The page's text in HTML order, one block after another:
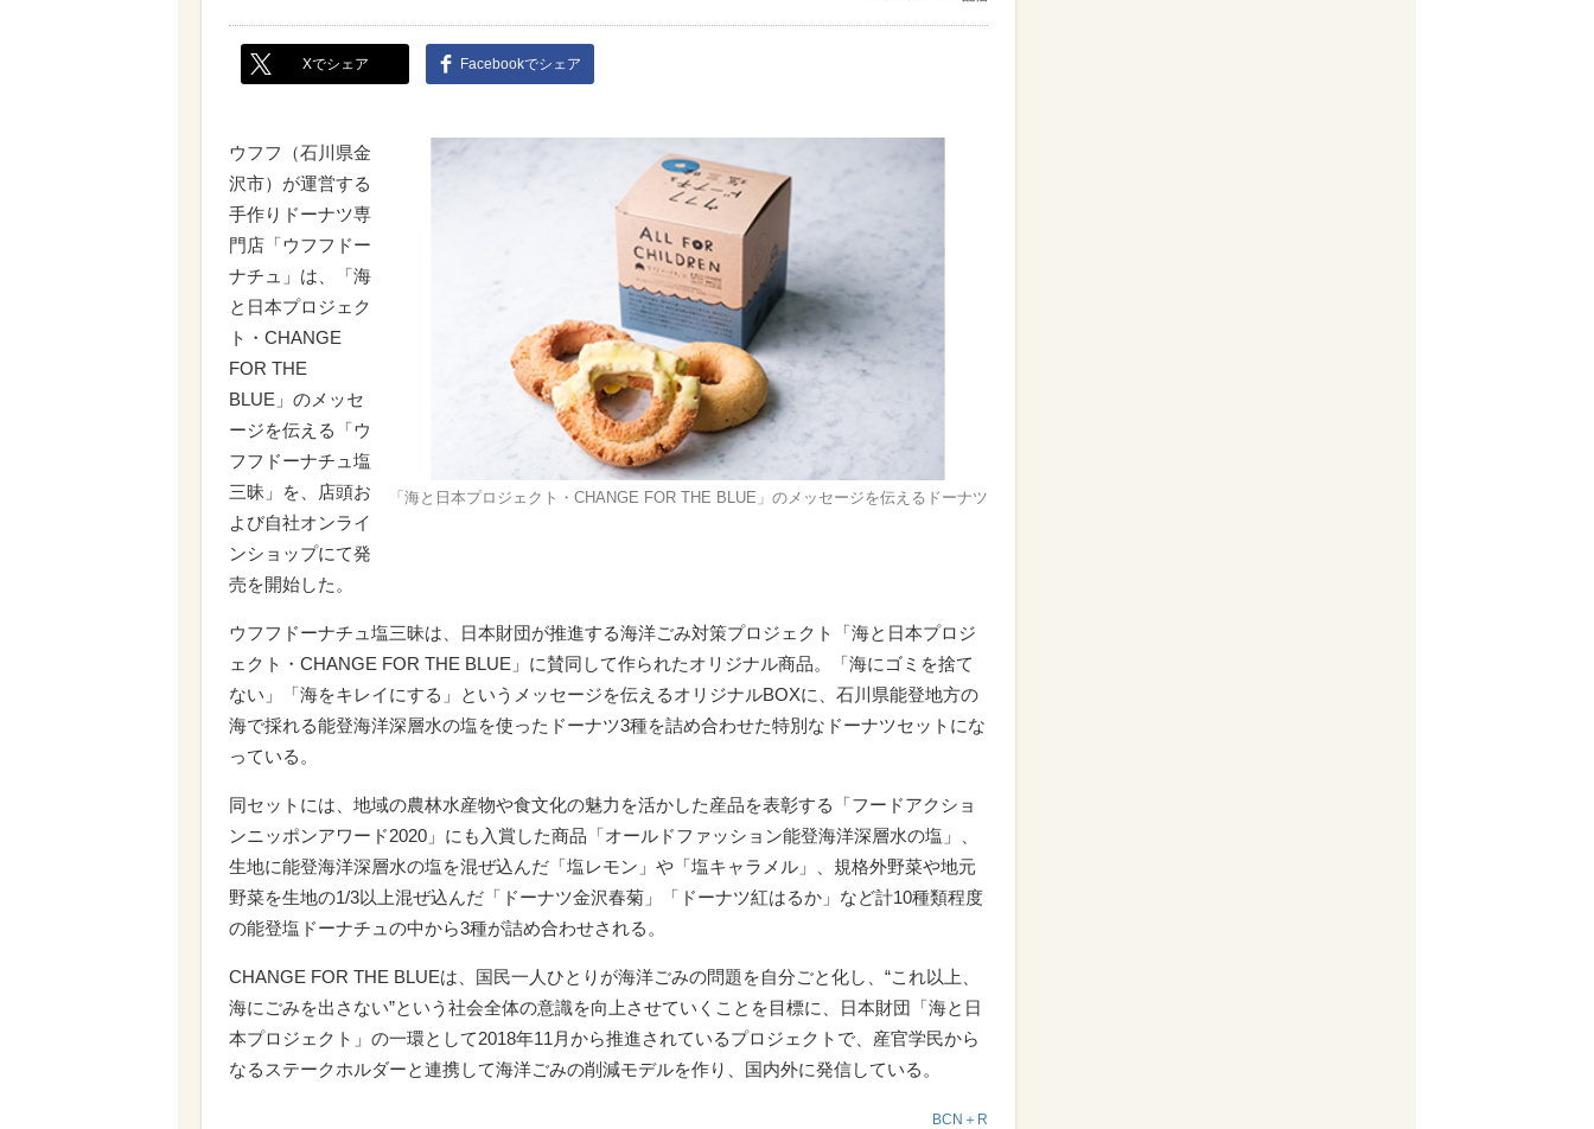
Xでシェア Facebookでシェア
「海と日本プロジェクト・CHANGE FOR THE BLUE」のメッセージを伝えるドーナツ
ウフフ（石川県金
沢市）が運営する
手作りドーナツ専
門店「ウフフドー
ナチュ」は、「海
と日本プロジェク
ト・CHANGE
FOR THE
BLUE」のメッセ
ージを伝える「ウ
フフドーナチュ塩
三昧」を、店頭お
よび自社オンライ
ンショップにて発
売を開始した。
ウフフドーナチュ塩三昧は、日本財団が推進する海洋ごみ対策プロジェクト「海と日本プロジ
ェクト・CHANGE FOR THE BLUE」に賛同して作られたオリジナル商品。「海にゴミを捨て
ない」「海をキレイにする」というメッセージを伝えるオリジナルBOXに、石川県能登地方の
海で採れる能登海洋深層水の塩を使ったドーナツ3種を詰め合わせた特別なドーナツセットにな
っている。
同セットには、地域の農林水産物や食文化の魅力を活かした産品を表彰する「フードアクショ
ンニッポンアワード2020」にも入賞した商品「オールドファッション能登海洋深層水の塩」、
生地に能登海洋深層水の塩を混ぜ込んだ「塩レモン」や「塩キャラメル」、規格外野菜や地元
野菜を生地の1/3以上混ぜ込んだ「ドーナツ金沢春菊」「ドーナツ紅はるか」など計10種類程度
の能登塩ドーナチュの中から3種が詰め合わせされる。
CHANGE FOR THE BLUEは、国民一人ひとりが海洋ごみの問題を自分ごと化し、“これ以上、
海にごみを出さない”という社会全体の意識を向上させていくことを目標に、日本財団「海と日
本プロジェクト」の一環として2018年11月から推進されているプロジェクトで、産官学民から
なるステークホルダーと連携して海洋ごみの削減モデルを作り、国内外に発信している。
BCN＋R